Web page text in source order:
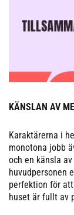
KÄNSLAN AV
Karaktärerna i
monotona jobb
och en känsla
huvudpersonen
perfektion för
huset är fullt av